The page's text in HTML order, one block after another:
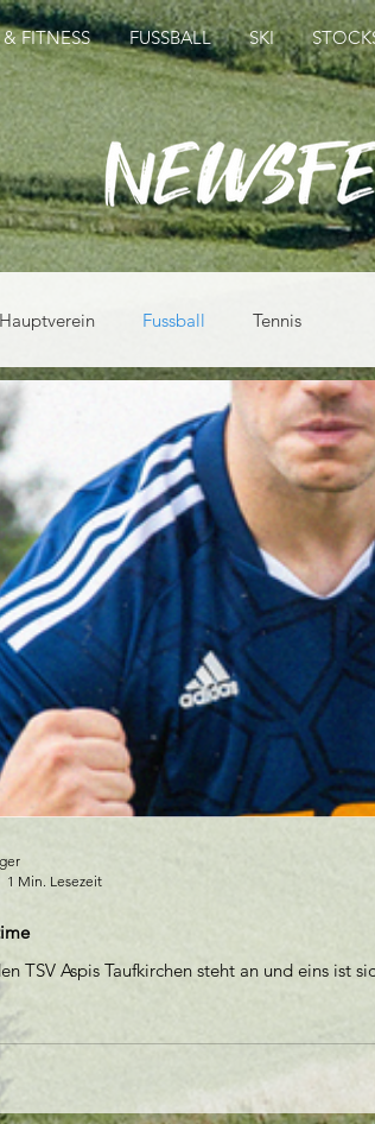
FITNESS FUSSBALL SKI
Hauptverein Fussball Tennis
TSV Aspis Taufkirchen steht an und eins ist
1 Min. Lesezeit